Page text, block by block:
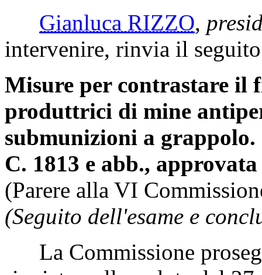
Gianluca RIZZO,
intervenire, rinvia il
Misure per contrastare il
produttrici di mine
submunizioni a grappolo.
C. 1813 e abb.,
(Parere alla VI
(Seguito dell'esame e
La Commissione